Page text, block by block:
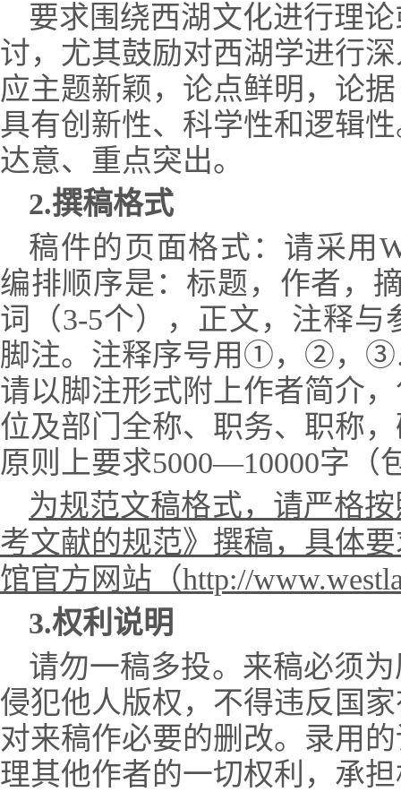
要求围绕西湖文化进行理
讨，尤其鼓励对西湖学进行
应主题新颖，论点鲜明，论
具有创新性、科学性和逻辑
达意、重点突出。
2.撰稿格式
稿件的页面格式：请采用
编排顺序是：标题，作者，
词（3-5个），正文，注释
脚注。注释序号用①，②，
请以脚注形式附上作者简介
位及部门全称、职务、职称
原则上要求5000—10000字（
为规范文稿格式，请严格
考文献的规范》撰稿，具体
馆官方网站（http://
3.权利说明
请勿一稿多投。来稿必须
侵犯他人版权，不得违反国
对来稿作必要的删改。录用
理其他作者的一切权利，承